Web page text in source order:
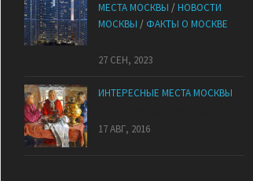
МЕСТА МОСКВЫ /НОВОСТИ
МОСКВЫ / ФАКТЫ О МОСКВЕ
27 СЕН, 2023
ИНТЕРЕСНЫЕ МЕСТА МОСКВЫ
17 АВГ, 2016